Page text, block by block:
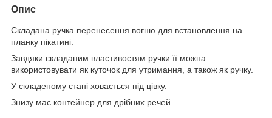
Опис
Складана ручка перенесення вогню для встановлення на
планку пікатині.
Завдяки складаним властивостям ручки її можна
використовувати як куточок для утримання, а також як ручку.
У складеному стані ховається під цівку.
Знизу має контейнер для дрібних речей.